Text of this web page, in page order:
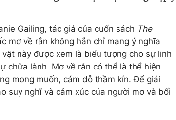
trực tuyến
Sản phẩm
Tư vấn
Gailing, tác giả của cuốn sách The
mơ về rắn không hẳn chỉ mang ý nghĩa
này được xem là biểu tượng cho sự linh
chữa lành. Mơ về rắn có thể là thể hiện
mong muốn, cám dỗ thầm kín. Để giải
suy nghĩ và cảm xúc của người mơ và bối